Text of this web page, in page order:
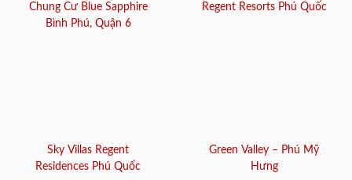
Chung Cư Blue Sapphire
Bình Phú, Quận 6
Regent Resorts Phú Quốc
Sky Villas Regent
Residences Phú Quốc
Green Valley – Phú Mỹ
Hưng